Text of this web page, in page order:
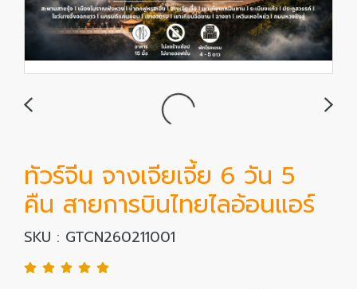
ทัวร์จีน จางเจียเจี้ย 6 วัน 5
คืน สายการบินไทยไลอ้อนแอร์
SKU : GTCN260211001